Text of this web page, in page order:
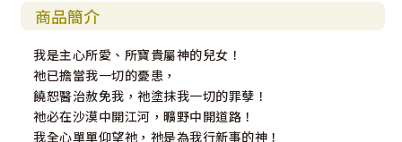
商品簡介
我是主心所愛、所寶貴屬神的兒女！
祂已擔當我一切的憂患，
饒恕醫治赦免我，祂塗抹我一切的罪孽！
祂必在沙漠中開江河，曠野中開道路！
我全心單單仰望祂，祂是為我行新事的神！